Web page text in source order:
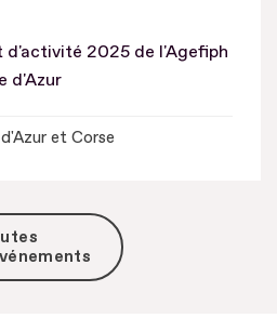
d'activité 2025 de l'Agefiph
d'Azur
et Corse